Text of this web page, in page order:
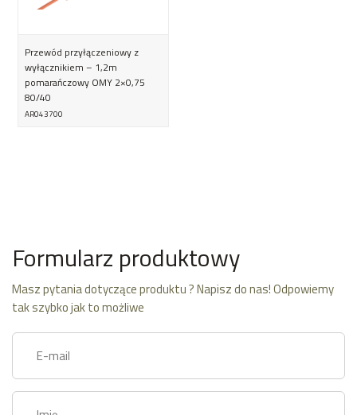
Przewód przyłączeniowy z
wyłącznikiem – 1,2m
pomarańczowy OMY 2×0,75
80/40
AR043700
Formularz produktowy
Masz pytania dotyczące produktu ? Napisz do nas! Odpowiemy
tak szybko jak to możliwe